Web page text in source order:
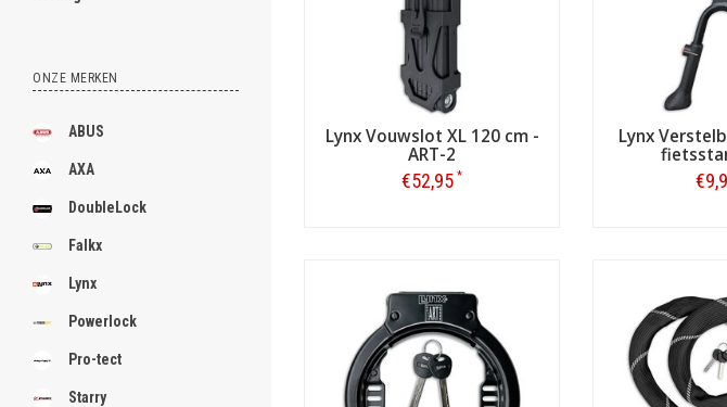
ONZE MERKEN
ABUS
AXA
DoubleLock
Falkx
Lynx
Powerlock
Pro-tect
Starry
Ook als tweede fietsslot zijn de Lynx sloten zeer aan
veiligheid hoeft dus met Lynx niet veel te kosten...
Lynx terrasslot
Ook verkrijgbaar van Lynx is een 10 meter lang kabelslot.
Vanwege de lange kabel en flexibiliteit is het slot ideaal voor
Lynx Vouwslot XL 120 cm -
ART-2
€52,95 *
Lynx